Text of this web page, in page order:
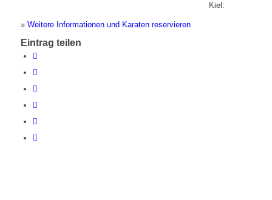
Kiel:
» Weitere Informationen und Karaten reservieren
Eintrag teilen